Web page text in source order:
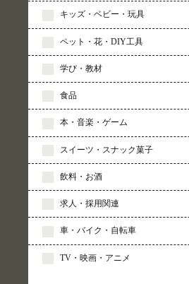
キッズ・ベビー・玩具
ペット・花・DIY工具
学び・教材
食品
本・音楽・ゲーム
スイーツ・スナック菓子
飲料・お酒
求人・採用関連
車・バイク・自転車
TV・映画・アニメ